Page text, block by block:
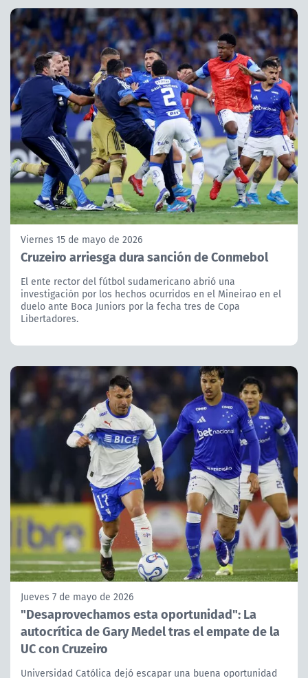
Viernes 15 de mayo de 2026
Cruzeiro arriesga dura sanción de Conmebol
El ente rector del fútbol sudamericano abrió una
investigación por los hechos ocurridos en el Mineirao en el
duelo ante Boca Juniors por la fecha tres de Copa
Libertadores.
Jueves 7 de mayo de 2026
"Desaprovechamos esta oportunidad": La
autocrítica de Gary Medel tras el empate de la
UC con Cruzeiro
Universidad Católica dejó escapar una buena oportunidad